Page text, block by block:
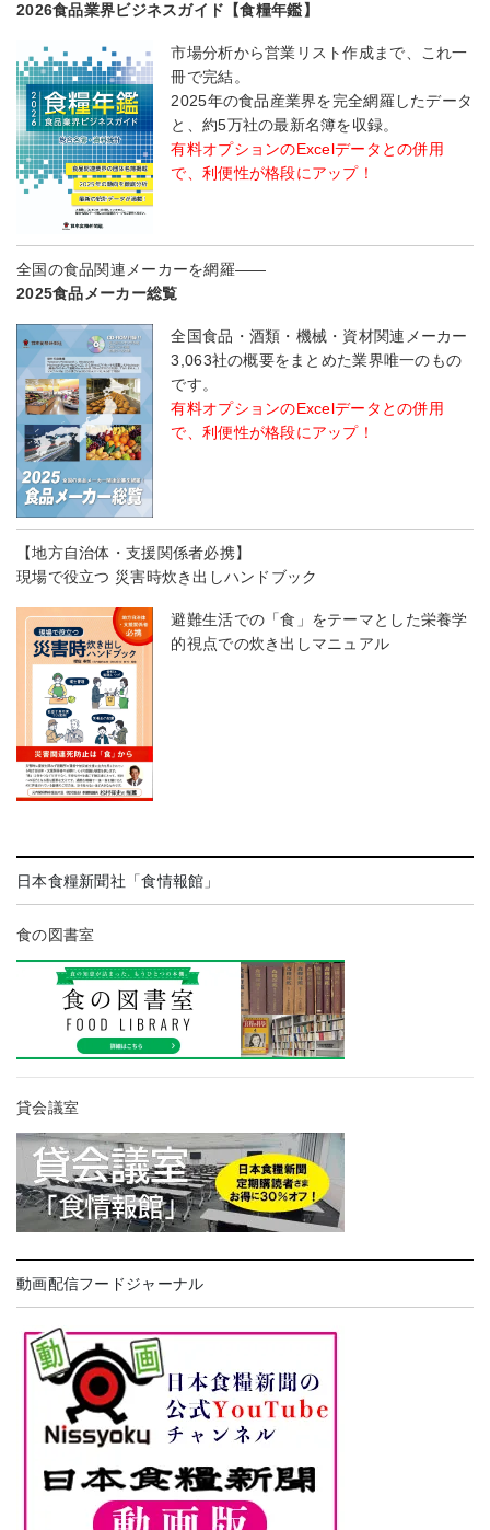
2026食品業界ビジネスガイド【食糧年鑑】
市場分析から営業リスト作成まで、これ一
冊で完結。
2025年の食品産業界を完全網羅したデータ
と、約5万社の最新名簿を収録。
有料オプションのExcelデータとの併用
で、利便性が格段にアップ！
全国の食品関連メーカーを網羅――
2025食品メーカー総覧
全国食品・酒類・機械・資材関連メーカー
3,063社の概要をまとめた業界唯一のもの
です。
有料オプションのExcelデータとの併用
で、利便性が格段にアップ！
【地方自治体・支援関係者必携】
現場で役立つ 災害時炊き出しハンドブック
避難生活での「食」をテーマとした栄養学
的視点での炊き出しマニュアル
日本食糧新聞社「食情報館」
食の図書室
貸会議室
動画配信フードジャーナル